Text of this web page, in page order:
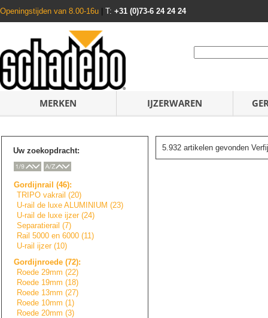
Openingstijden van 8.00-16u T: +31 (0)73-6 24 24 24
MERKEN IJZERWAREN
Uw zoekopdracht:
Gordijnrail (46):
TRIPO vakrail (20)
U-rail de luxe ALUMINIUM (23)
U-rail de luxe ijzer (24)
Separatierail (7)
Rail 5000 en 6000 (11)
U-rail ijzer (10)
Gordijnroede (72):
Roede 29mm (22)
Roede 19mm (18)
Roede 13mm (27)
Roede 10mm (1)
Roede 20mm (3)
5.932 artikelen gevonden